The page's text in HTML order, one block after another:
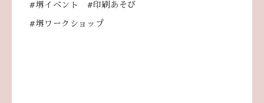
#堺イベント #印刷あそび
#堺ワークショップ